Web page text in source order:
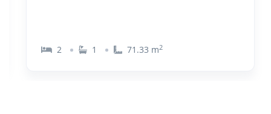
2 1 71.33 m2